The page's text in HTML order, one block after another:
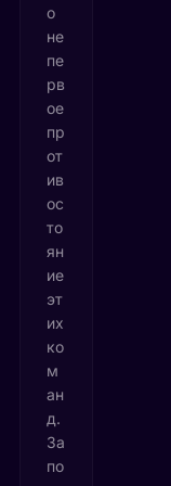
о
не
пе
рв
ое
пр
от
ив
ос
то
ян
ие
эт
их
ко
м
ан
д.
За
по